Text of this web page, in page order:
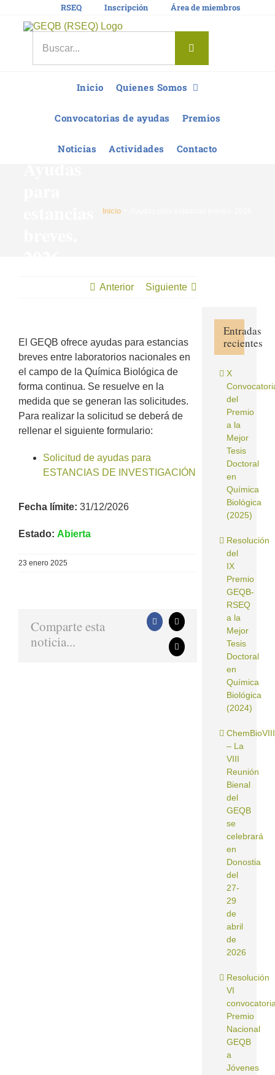
RSEQ Inscripción Área de miembros
Inicio Quienes Somos
Convocatorias de ayudas Premios
Noticias Actividades Contacto
Inicio
Anterior Siguiente
El GEQB ofrece ayudas para estancias
breves entre laboratorios nacionales en
el campo de la Química Biológica de
forma continua. Se resuelve en la
medida que se generan las solicitudes.
Para realizar la solicitud se deberá de
rellenar el siguiente formulario:
Solicitud de ayudas para
ESTANCIAS DE INVESTIGACIÓN
Fecha límite: 31/12/2026
Estado: Abierta
23 enero 2025
Comparte esta
noticia...
Facebook
X
Correo
electrónico
Entradas
recientes
X
del
Premio
a la
Mejor
Tesis
Doctoral
en
Química
Biológica
(2025)
Resolución
del
IX
Premio
GEQB-
RSEQ
a la
Mejor
Tesis
Doctoral
en
Química
Biológica
(2024)
ChemBioVIII
– La
VIII
Reunión
Bienal
del
GEQB
se
celebrará
en
Donostia
del
27-
29
de
abril
de
2026
Resolución
VI
Premio
Nacional
GEQB
a
Jóvenes